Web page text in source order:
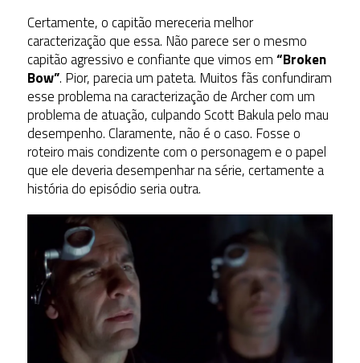
Certamente, o capitão mereceria melhor
caracterização que essa. Não parece ser o mesmo
capitão agressivo e confiante que vimos em“Broken
Bow”. Pior, parecia um pateta. Muitos fãs confundiram
esse problema na caracterização de Archer com um
problema de atuação, culpando Scott Bakula pelo mau
desempenho. Claramente, não é o caso. Fosse o
roteiro mais condizente com o personagem e o papel
que ele deveria desempenhar na série, certamente a
história do episódio seria outra.